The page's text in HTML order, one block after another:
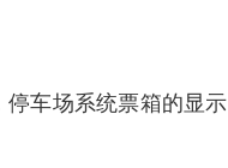
车场系统票箱的显